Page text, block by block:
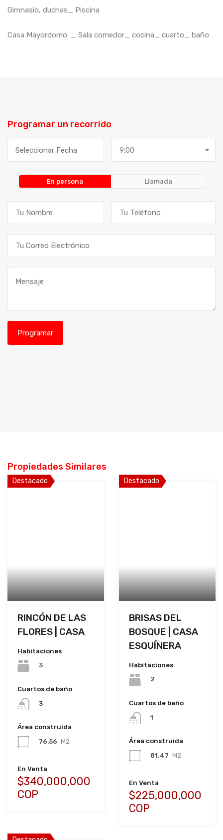
Gimnasio, duchas_ Piscina
Casa Mayordomo: _ Sala comedor_ cocina_ cuarto_ baño
Programar un recorrido
9:00
En persona Llamada
Propiedades Similares
Destacado
RINCÓN DE LAS
FLORES | CASA
Habitaciones
3
Cuartos de baño
3
Área construida
76.56 M2
En Venta
$340,000,000
COP
Destacado
BRISAS DEL
BOSQUE | CASA
ESQUÍNERA
Habitaciones
2
Cuartos de baño
1
Área construida
81.47 M2
En Venta
$225,000,000
COP